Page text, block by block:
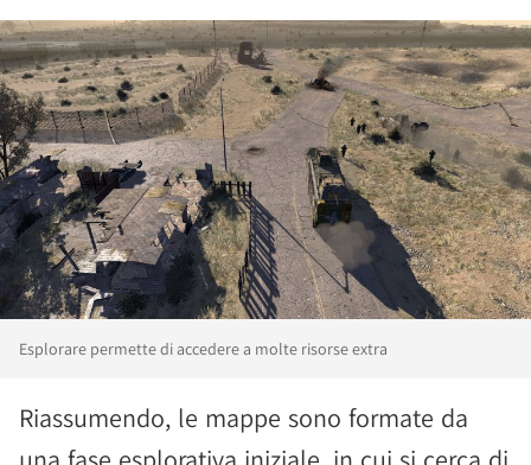
Esplorare permette di accedere a molte risorse extra
Riassumendo, le mappe sono formate da